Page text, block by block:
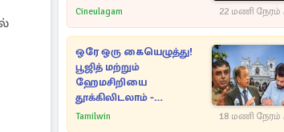
Cineulagam 22 மணி நேரம்
ஒரே ஒரு கையெழுத்து!
பூஜித் மற்றும்
ஹேமசிறியை
தூக்கிலிடலாம் -
அநுரவுக்குச் சென்ற
Tamilwin 18 மணி நேரம்